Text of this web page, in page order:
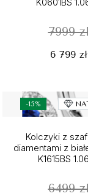
7999
6 799 zł
-15%
Kolczyki z
diamentami z
K1615BS
6499